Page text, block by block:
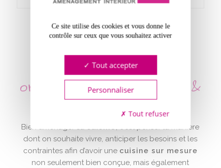
CUISINE SUR MESURE :
organisation de l’espace &
ergonomie
Bien aménager sa cuisine, c’est penser la manière
dont on souhaite vivre, anticiper les besoins et les
contraintes afin d’avoir une cuisine sur mesure
non seulement bien conçue, mais également
Ce site utilise des cookies et vous donne le
contrôle sur ceux que vous souhaitez activer
Tout accepter
Tout refuser
Personnaliser